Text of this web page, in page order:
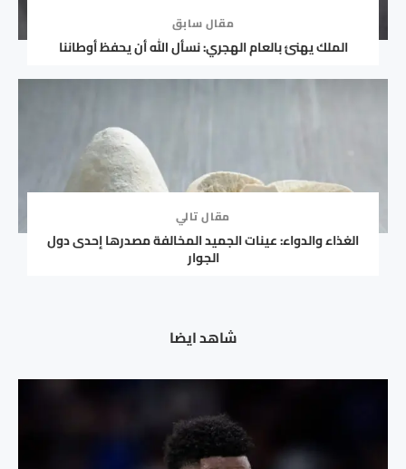
مقال سابق
الملك يهنئ بالعام الهجري: نسأل الله أن يحفظ أوطاننا
مقال تالي
الغذاء والدواء: عينات الجميد المخالفة مصدرها إحدى دول
الجوار
شاهد ايضا